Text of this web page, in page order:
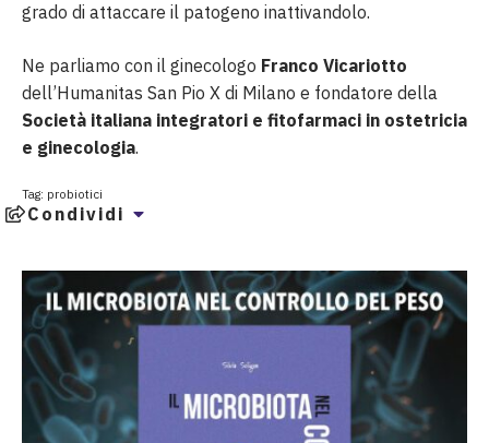
grado di attaccare il patogeno inattivandolo.
Ne parliamo con il ginecologo Franco Vicariotto
dell’Humanitas San Pio X di Milano e fondatore della
Società italiana integratori e fitofarmaci in ostetricia
e ginecologia.
Tag: probiotici
Condividi